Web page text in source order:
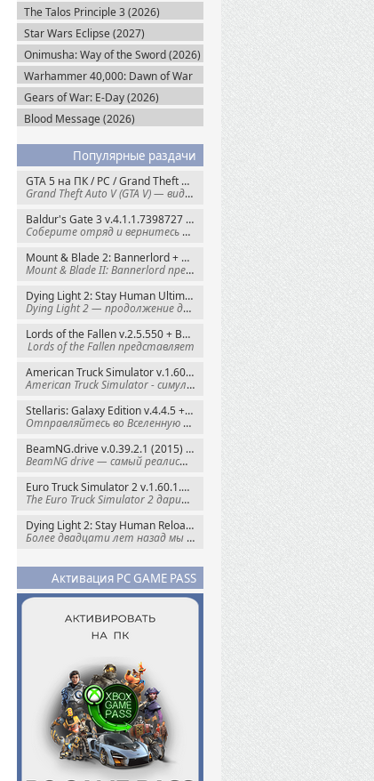
The Talos Principle 3 (2026)
Star Wars Eclipse (2027)
Onimusha: Way of the Sword (2026)
Warhammer 40,000: Dawn of War
IV (2026)
Gears of War: E-Day (2026)
Blood Message (2026)
Популярные раздачи
GTA 5 на ПК / PC / Grand Theft Auto V: Premium Edition (2015) Steam-Rip
Grand Theft Auto V (GTA V) — видеоигра из
Baldur's Gate 3 v.4.1.1.7398727 + Все DLC (2023) GOG-Rip
Соберите отряд и вернитесь в Забытые
Mount & Blade 2: Bannerlord + War Sails v.1.4.7.117484 (2025) GOG
Mount & Blade II: Bannerlord представляет
Dying Light 2: Stay Human Ultimate Edition v.1.29.0 + Все DLC (2022) Пиратка
Dying Light 2 — продолжение динамичного
Lords of the Fallen v.2.5.550 + Все DLC (2023) Пиратка
Lords of the Fallen представляет
American Truck Simulator v.1.60.1.8s + Все DLC (2016) Пиратка
American Truck Simulator - симулятор
Stellaris: Galaxy Edition v.4.4.5 + Все DLC (2016) Пиратка
Отправляйтесь во Вселенную полную чудес и
BeamNG.drive v.0.39.2.1 (2015) RePack
BeamNG drive — самый реалистичный
Euro Truck Simulator 2 v.1.60.1.7s + Все DLC (2012) Пиратка
The Euro Truck Simulator 2 дарит вам опыт
Dying Light 2: Stay Human Reloaded Edition v.1.28.3 + Все DLC (2022) RePack
Более двадцати лет назад мы пытались
Активация PC GAME PASS